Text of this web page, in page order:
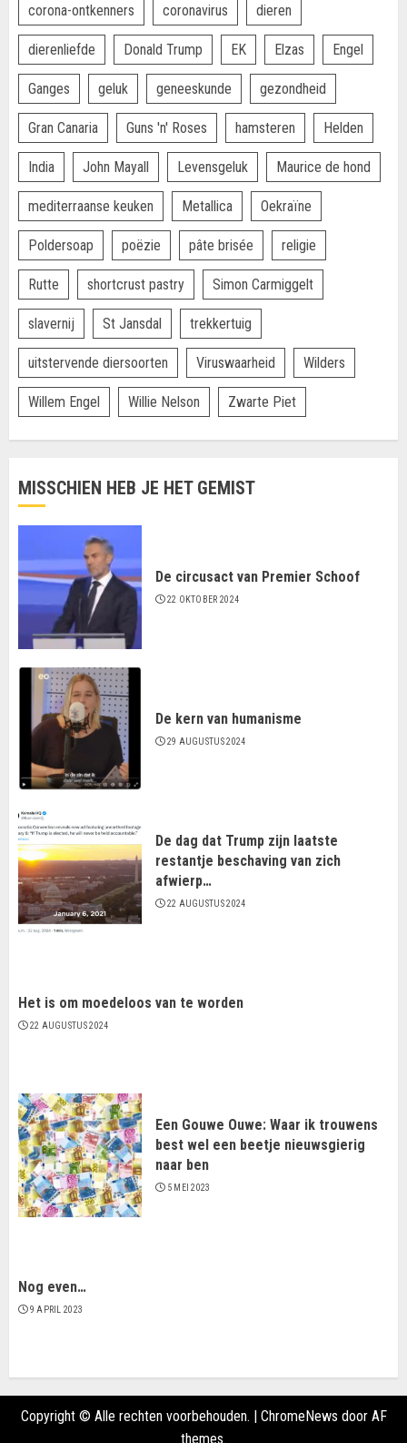
corona-ontkenners coronavirus dieren
dierenliefde Donald Trump EK Elzas Engel
Ganges geluk geneeskunde gezondheid
Gran Canaria Guns 'n' Roses hamsteren Helden
India John Mayall Levensgeluk Maurice de hond
mediterraanse keuken Metallica Oekraïne
Poldersoap poëzie pâte brisée religie
Rutte shortcrust pastry Simon Carmiggelt
slavernij St Jansdal trekkertuig
uitstervende diersoorten Viruswaarheid Wilders
Willem Engel Willie Nelson Zwarte Piet
MISSCHIEN HEB JE HET GEMIST
De circusact van Premier Schoof
22 OKTOBER 2024
De kern van humanisme
29 AUGUSTUS 2024
De dag dat Trump zijn laatste
restantje beschaving van zich
afwierp…
22 AUGUSTUS 2024
Het is om moedeloos van te worden
22 AUGUSTUS 2024
Een Gouwe Ouwe: Waar ik trouwens
best wel een beetje nieuwsgierig
naar ben
5 MEI 2023
Nog even…
9 APRIL 2023
Copyright © Alle rechten voorbehouden. | ChromeNews door AF
themes.